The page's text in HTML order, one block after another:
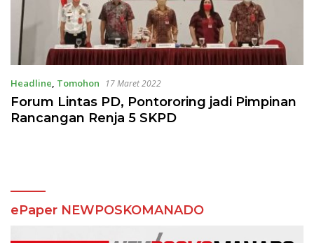
Headline, Tomohon 17 Maret 2022
Forum Lintas PD, Pontororing jadi Pimpinan
Rancangan Renja 5 SKPD
ePaper NEWPOSKOMANADO